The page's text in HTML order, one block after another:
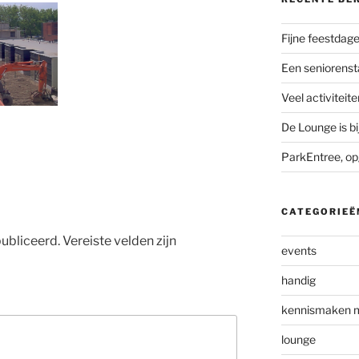
Vereiste velden zijn
Fijne
Een
Veel
De Lounge is
ParkEntree,
events
handig
kennismaken
lounge